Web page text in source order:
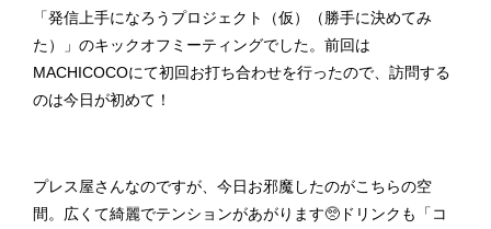
「発信上手になろうプロジェクト（仮）（勝手に決めてみ
た）」のキックオフミーティングでした。前回は
MACHICOCOにて初回お打ち合わせを行ったので、訪問する
のは今日が初めて！
プレス屋さんなのですが、今日お邪魔したのがこちらの空
間。広くて綺麗でテンションがあがります🥺ドリンクも「コ